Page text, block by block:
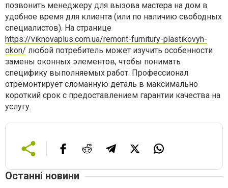
позвонить менеджеру для вызова мастера на дом в
удобное время для клиента (или по наличию свободных
специалистов). На странице
https://viknovaplus.com.ua/remont-furnitury-plastikovyh-
okon/ любой потребитель может изучить особенности
замены оконных элементов, чтобы понимать
специфику выполняемых работ. Профессионал
отремонтирует сломанную деталь в максимально
короткий срок с предоставлением гарантии качества на
услугу.
Останні новини